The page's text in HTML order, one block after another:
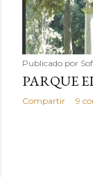
Publicado por
PARQUE
Compartir 9